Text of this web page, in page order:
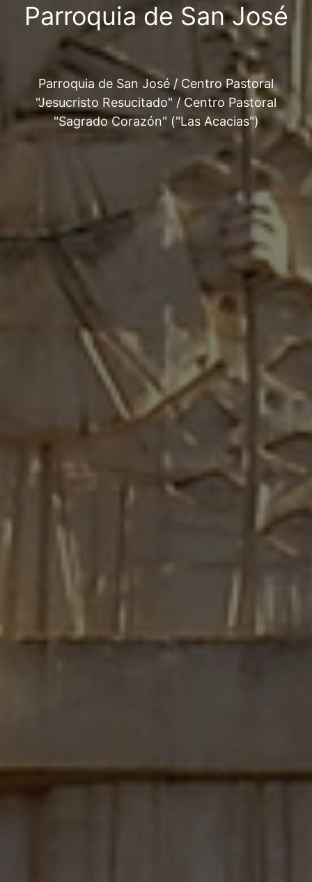
Parroquia de San José
Parroquia de San José / Centro Pastoral
"Jesucristo Resucitado" / Centro Pastoral
"Sagrado Corazón" ("Las Acacias")